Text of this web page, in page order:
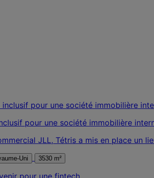
pour une société immobilière
JLL, Tétris a mis en place
Royaume-Uni 3530 m²